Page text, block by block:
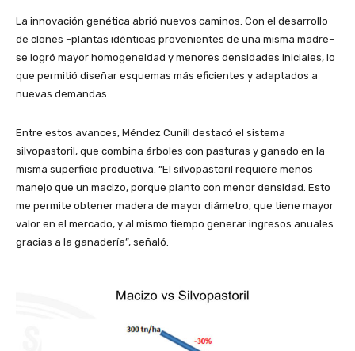
La innovación genética abrió nuevos caminos. Con el desarrollo
de clones –plantas idénticas provenientes de una misma madre–
se logró mayor homogeneidad y menores densidades iniciales, lo
que permitió diseñar esquemas más eficientes y adaptados a
nuevas demandas.
Entre estos avances, Méndez Cunill destacó el sistema
silvopastoril, que combina árboles con pasturas y ganado en la
misma superficie productiva. “El silvopastoril requiere menos
manejo que un macizo, porque planto con menor densidad. Esto
me permite obtener madera de mayor diámetro, que tiene mayor
valor en el mercado, y al mismo tiempo generar ingresos anuales
gracias a la ganadería”, señaló.